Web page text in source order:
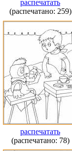
распечатать
(распечатано: 259)
распечатать
(распечатано: 78)